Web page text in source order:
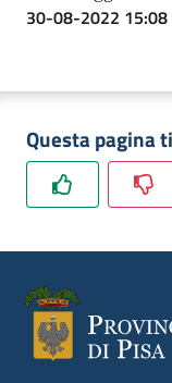
30-08-2022 15:08
Questa pagina